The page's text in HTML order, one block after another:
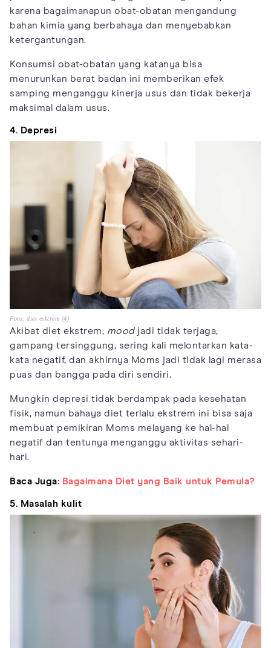
karena bagaimanapun obat-obatan mengandung
bahan kimia yang berbahaya dan menyebabkan
ketergantungan.
Konsumsi obat-obatan yang katanya bisa
menurunkan berat badan ini memberikan efek
samping menganggu kinerja usus dan tidak bekerja
maksimal dalam usus.
4. Depresi
Foto: diet esktrem (4)
Akibat diet ekstrem, moodjadi tidak terjaga,
gampang tersinggung, sering kali melontarkan kata-
kata negatif, dan akhirnya Moms jadi tidak lagi merasa
puas dan bangga pada diri sendiri.
Mungkin depresi tidak berdampak pada kesehatan
fisik, namun bahaya diet terlalu ekstrem ini bisa saja
membuat pemikiran Moms melayang ke hal-hal
negatif dan tentunya menganggu aktivitas sehari-
hari.
Baca Juga: Bagaimana Diet yang Baik untuk Pemula?
5. Masalah kulit